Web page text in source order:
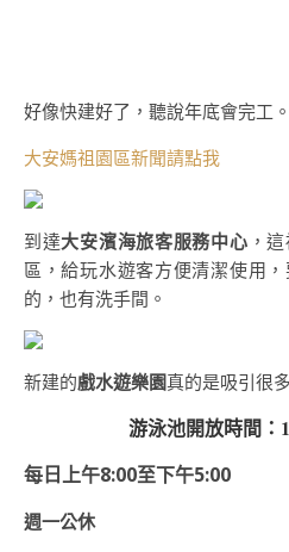
好像快建好了，聽說年底會完工。
大安媽祖園區新聞請點我
到達大安濱海旅客服務中心 ，
區，給玩水遊客方便清潔使用
的，也有洗手間。
新建的戲水遊樂園真的是吸引很
游泳池開放時間：
每日上午8:00至下午5:00
週一公休